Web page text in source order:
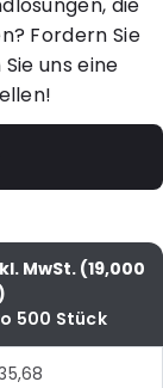
Fordern Sie
uns eine
MwSt. (19,000
500 Stück